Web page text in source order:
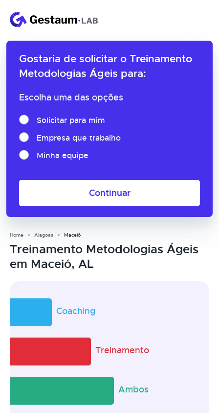
Gostaria de solicitar o Treinamento
Metodologias Ágeis para:
Escolha uma das opções
Solicitar para mim
Empresa que trabalho
Minha equipe
Continuar
Home Alagoas Maceió
Treinamento Metodologias Ágeis
em Maceió, AL